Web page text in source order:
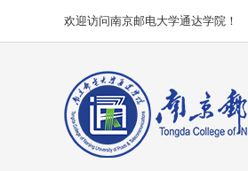
欢迎访问南京邮电大学通达学院！